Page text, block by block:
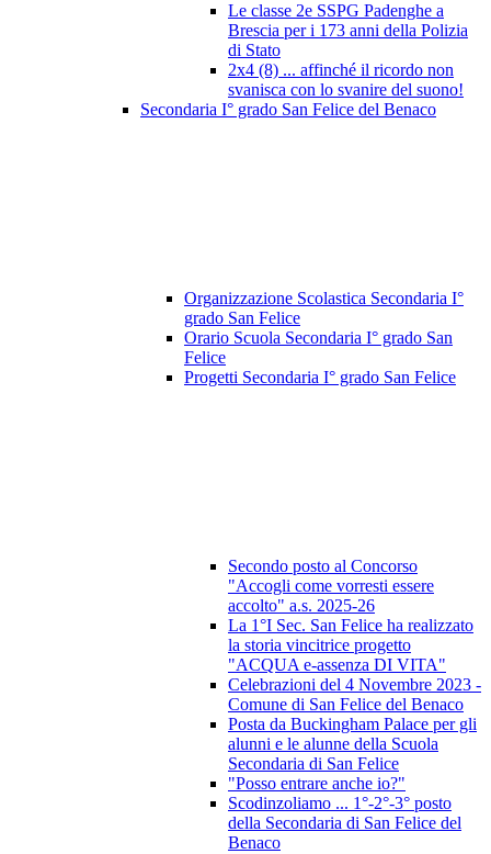
Le classe 2e SSPG Padenghe a
Brescia per i 173 anni della Polizia
di Stato
2x4 (8) ... affinché il ricordo non
svanisca con lo svanire del suono!
Secondaria I° grado San Felice del Benaco
Organizzazione Scolastica Secondaria I°
grado San Felice
Orario Scuola Secondaria I° grado San
Felice
Progetti Secondaria I° grado San Felice
Secondo posto al Concorso
"Accogli come vorresti essere
accolto" a.s. 2025-26
La 1°I Sec. San Felice ha realizzato
la storia vincitrice progetto
"ACQUA e-assenza DI VITA"
Celebrazioni del 4 Novembre 2023 -
Comune di San Felice del Benaco
Posta da Buckingham Palace per gli
alunni e le alunne della Scuola
Secondaria di San Felice
"Posso entrare anche io?"
Scodinzoliamo ... 1°-2°-3° posto
della Secondaria di San Felice del
Benaco